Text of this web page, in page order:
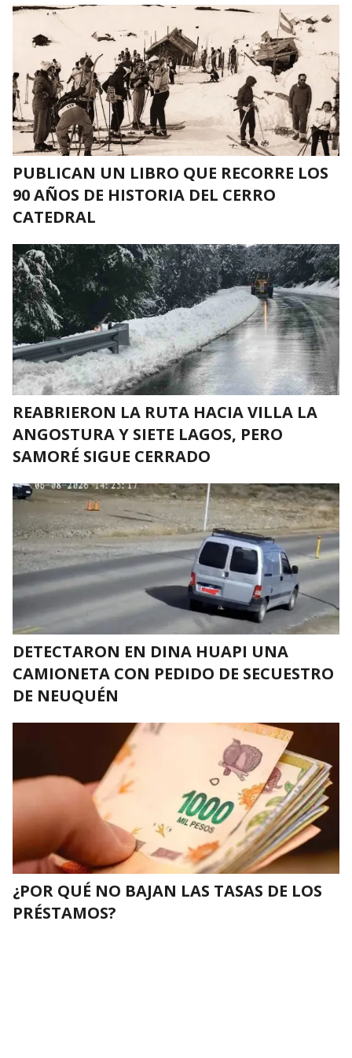
PUBLICAN UN LIBRO QUE RECORRE LOS
90 AÑOS DE HISTORIA DEL CERRO
CATEDRAL
REABRIERON LA RUTA HACIA VILLA LA
ANGOSTURA Y SIETE LAGOS, PERO
SAMORÉ SIGUE CERRADO
DETECTARON EN DINA HUAPI UNA
CAMIONETA CON PEDIDO DE SECUESTRO
DE NEUQUÉN
¿POR QUÉ NO BAJAN LAS TASAS DE LOS
PRÉSTAMOS?